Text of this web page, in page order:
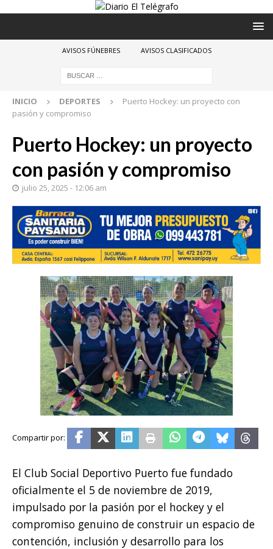
AVISOS FÚNEBRES AVISOS CLASIFICADOS
INICIO DEPORTES
Puerto Hockey: un proyecto con
pasión y compromiso
Puerto Hockey: un proyecto
con pasión y compromiso
julio 25, 2025 - 12:06 am
El Club Social Deportivo Puerto fue fundado
oficialmente el 5 de noviembre de 2019,
impulsado por la pasión por el hockey y el
compromiso genuino de construir un espacio de
contención, inclusión y desarrollo para los